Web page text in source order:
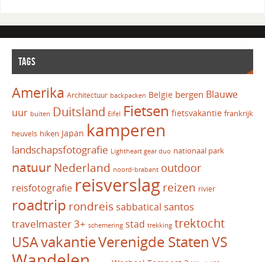
TAGS
Amerika Architectuur backpacken Belgie bergen Blauwe
uur buiten Duitsland Eifel Fietsen fietsvakantie frankrijk
heuvels hiken Japan kamperen
landschapsfotografie Lightheart gear duo nationaal park
natuur Nederland noord-brabant outdoor
reisfotografie reisverslag reizen rivier
roadtrip rondreis sabbatical santos
travelmaster 3+ schemering stad trekking trektocht
USAvakantieVerenigde StatenVS